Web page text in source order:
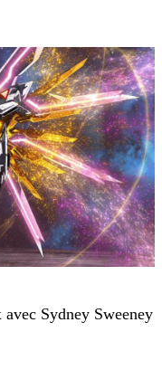
Sydney Sweeney